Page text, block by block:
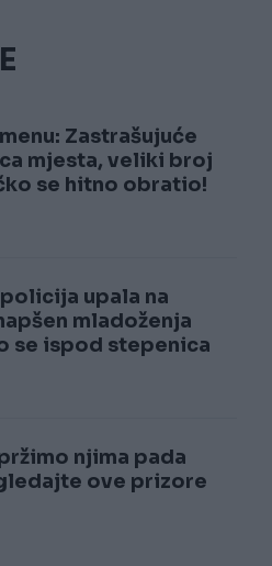
Zastrašujuće
mjesta, veliki broj
se hitno obratio!
policija upala na
mladoženja
se ispod stepenica
pržimo njima pada
ove prizore